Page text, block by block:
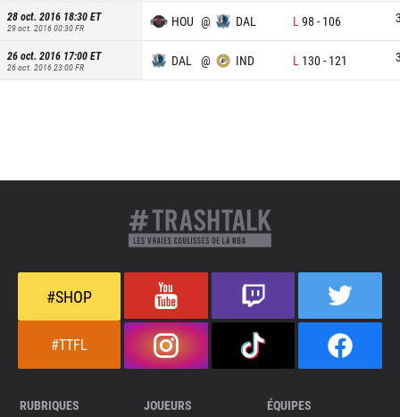
28 oct. 2016 18:30ET
29 oct. 2016 00:30FR HOU @ DAL L 98 - 106
26 oct. 2016 17:00ET
26 oct. 2016 23:00FR DAL @ IND L 130- 121
#SHOP
#TTFL
RUBRIQUES
JOUEURS ÉQUIPES